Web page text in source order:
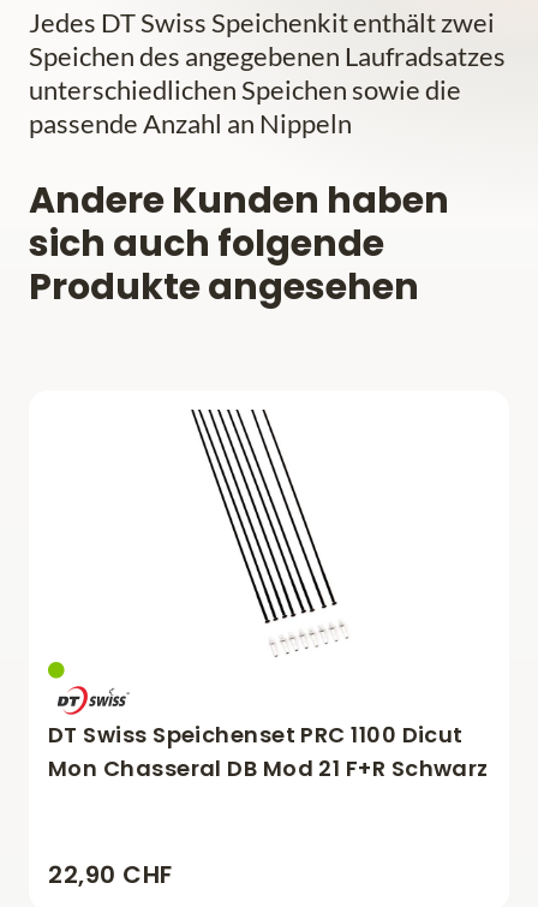
Jedes DT Swiss Speichenkit enthält zwei
Speichen des angegebenen Laufradsatzes
unterschiedlichen Speichen sowie die
passende Anzahl an Nippeln
Andere Kunden haben
sich auch folgende
Produkte angesehen
DT Swiss Speichenset PRC 1100 Dicut
Mon Chasseral DB Mod 21 F+R Schwarz
22,90 CHF